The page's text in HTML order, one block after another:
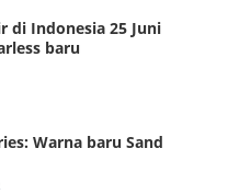
di Indonesia 25 Juni
baru
Warna baru Sand